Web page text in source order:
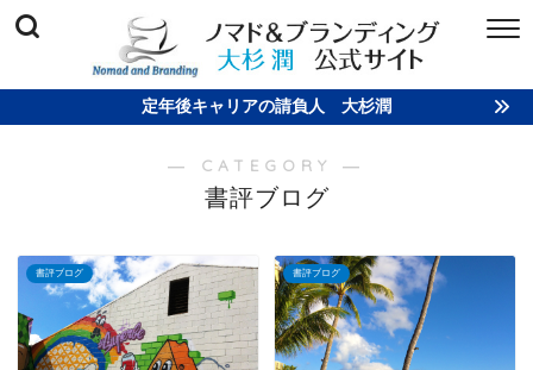
定年後キャリアの請負人 大杉潤
― CATEGORY ―
書評ブログ
書評ブログ 書評ブログ